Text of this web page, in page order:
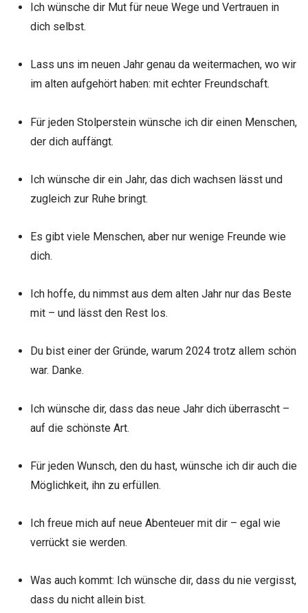
Ich wünsche dir Mut für neue Wege und Vertrauen in
dich selbst.
Lass uns im neuen Jahr genau da weitermachen, wo wir
im alten aufgehört haben: mit echter Freundschaft.
Für jeden Stolperstein wünsche ich dir einen Menschen,
der dich auffängt.
Ich wünsche dir ein Jahr, das dich wachsen lässt und
zugleich zur Ruhe bringt.
Es gibt viele Menschen, aber nur wenige Freunde wie
dich.
Ich hoffe, du nimmst aus dem alten Jahr nur das Beste
mit – und lässt den Rest los.
Du bist einer der Gründe, warum 2024 trotz allem schön
war. Danke.
Ich wünsche dir, dass das neue Jahr dich überrascht –
auf die schönste Art.
Für jeden Wunsch, den du hast, wünsche ich dir auch die
Möglichkeit, ihn zu erfüllen.
Ich freue mich auf neue Abenteuer mit dir – egal wie
verrückt sie werden.
Was auch kommt: Ich wünsche dir, dass du nie vergisst,
dass du nicht allein bist.